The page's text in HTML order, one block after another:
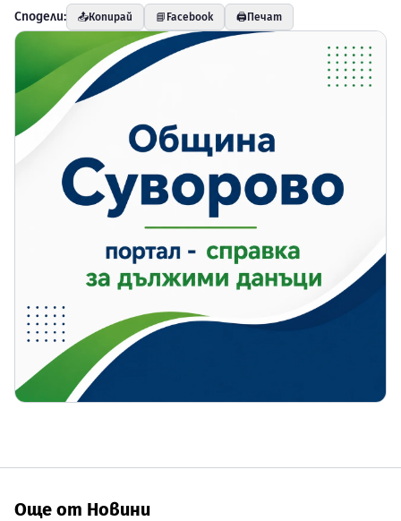
Сподели: 📤Копирай 📘 Facebook 🖨️ Печат
Още от Новини